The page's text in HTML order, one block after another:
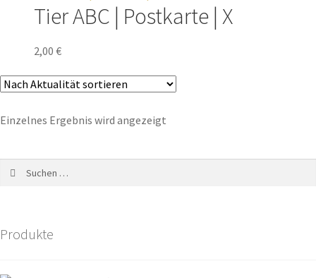
Tier ABC | Postkarte | X
2,00 €
Einzelnes Ergebnis wird angezeigt
Produkte